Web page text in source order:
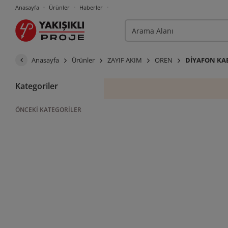
Anasayfa Ürünler Haberler
Anasayfa Ürünler ZAYIF AKIM OREN DİYAFON
Kategoriler
ÖNCEKI KATEGORILER